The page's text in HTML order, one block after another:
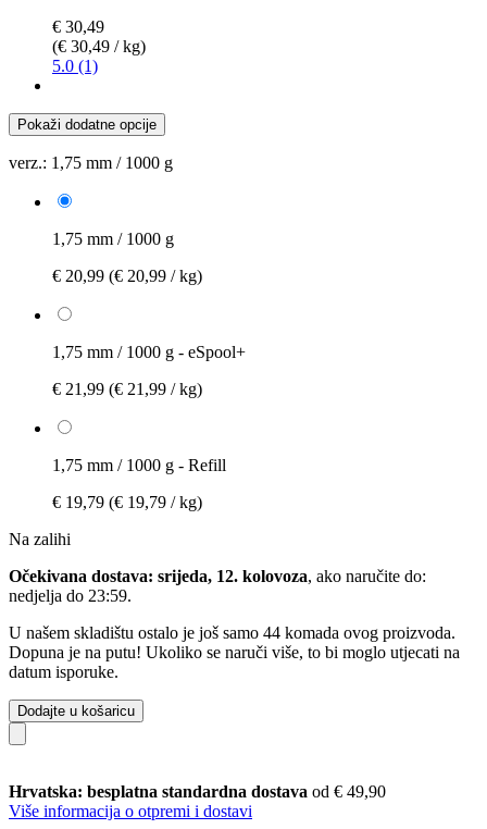
€ 30,49
(€ 30,49 / kg)
5.0 (1)
Pokaži dodatne opcije
verz.: 1,75 mm / 1000 g
1,75 mm / 1000 g
€ 20,99 (€ 20,99 / kg)
1,75 mm / 1000 g - eSpool+
€ 21,99 (€ 21,99 / kg)
1,75 mm / 1000 g - Refill
€ 19,79 (€ 19,79 / kg)
Na zalihi
Očekivana dostava: srijeda, 12. kolovoza, ako naručite do:
nedjelja do 23:59.
U našem skladištu ostalo je još samo 44 komada ovog proizvoda.
Dopuna je na putu! Ukoliko se naruči više, to bi moglo utjecati na
datum isporuke.
Dodajte u košaricu
Hrvatska: besplatna standardna dostava od € 49,90
Više informacija o otpremi i dostavi